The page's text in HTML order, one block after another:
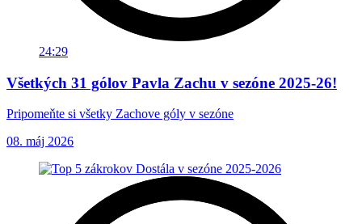
24:29
Všetkých 31 gólov Pavla Zachu v sezóne 2025-26!
Pripomeňte si všetky Zachove góly v sezóne
08. máj 2026